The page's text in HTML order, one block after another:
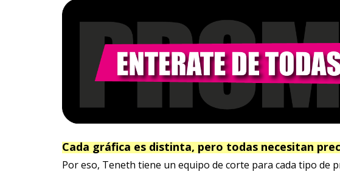
Cada gráfica es distinta, pero todas necesitan
Por eso, Teneth tiene un equipo de corte para cada tipo de